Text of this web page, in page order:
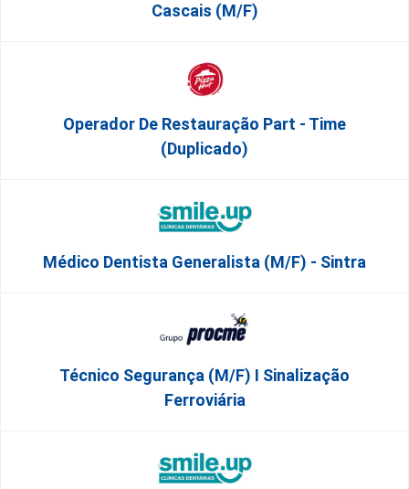
Cascais (M/F)
Operador De Restauração Part - Time
(Duplicado)
Médico Dentista Generalista (M/F) - Sintra
Técnico Segurança (m/f) I Sinalização
Ferroviária